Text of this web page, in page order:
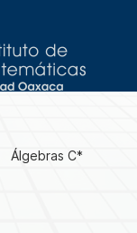
Álgebras C*